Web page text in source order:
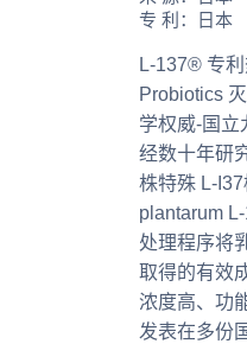
专 利：日本
L-137® 专
Probiotics
学权威-国立
经数十年研
株特殊 L-
plantarum
处理程序将
取得的有效
浓度高、功
发表在多份